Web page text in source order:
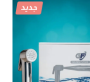
أضف إلى عرض سريع
جديد